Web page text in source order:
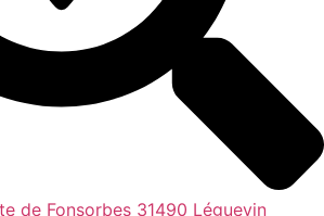
de Fonsorbes 31490 Léguevin